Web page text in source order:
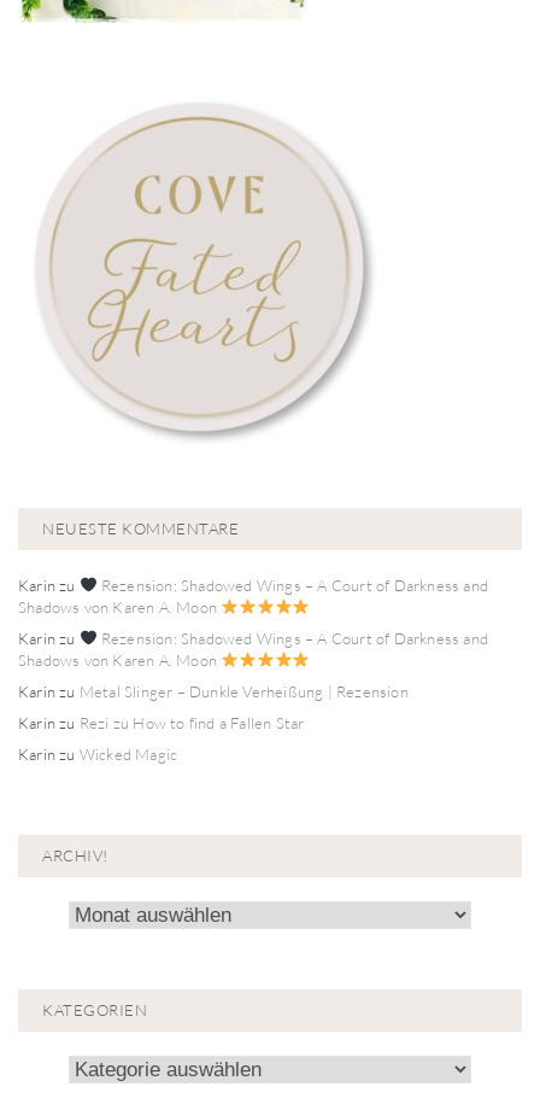
NEUESTE KOMMENTARE
Karinzu
Rezension: Shadowed Wings – A Court of Darkness and
Shadows von Karen A. Moon
Karinzu
Rezension: Shadowed Wings – A Court of Darkness and
Shadows von Karen A. Moon
Karinzu Metal Slinger – Dunkle Verheißung | Rezension
Karinzu Rezi zu How to find a Fallen Star
Karinzu Wicked Magic
ARCHIV!
Archiv!
KATEGORIEN
Kategorien